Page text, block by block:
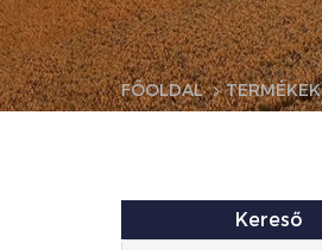
FŐOLDAL TERMÉKEK
Kereső